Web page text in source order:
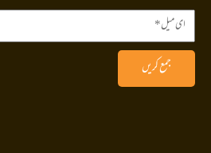
جمع کریں